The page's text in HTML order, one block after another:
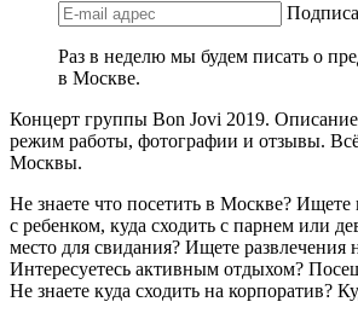
Раз в неделю мы будем писать о
в Москве.
Концерт группы Bon Jovi 2019.
режим работы, фотографии и отзывы.
Москвы.
Не знаете что посетить в Москве? Ищете
с ребенком, куда сходить с парнем или
место для свидания? Ищете развлечения
Интересуетесь активным отдыхом?
Не знаете куда сходить на корпоратив?